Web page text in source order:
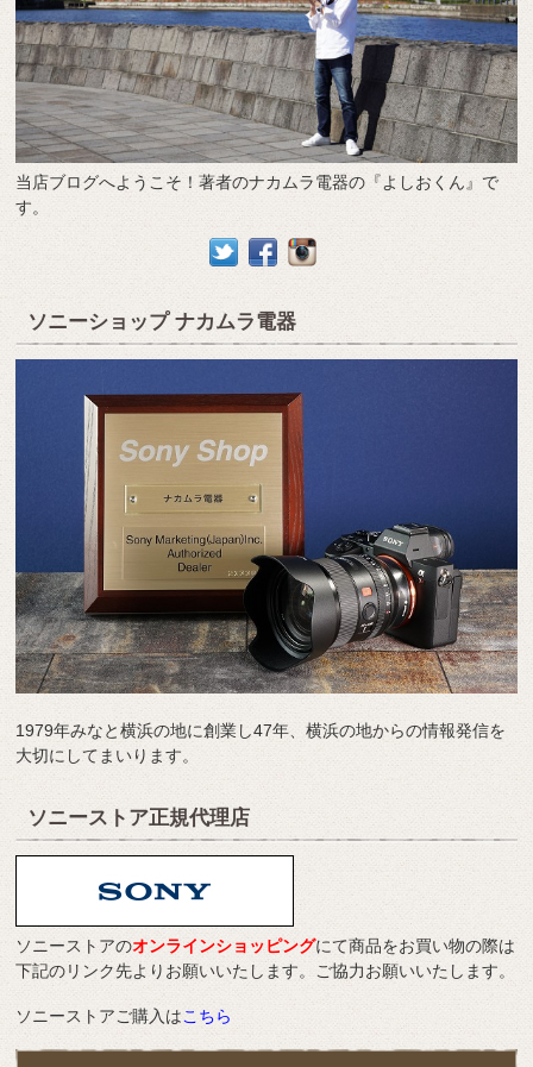
当店ブログへようこそ！著者のナカムラ電器の『よしおくん』で
す。
ソニーショップ ナカムラ電器
1979年みなと横浜の地に創業し47年、横浜の地からの情報発信を
大切にしてまいります。
ソニーストア正規代理店
ソニーストアのオンラインショッピングにて商品をお買い物の際は
下記のリンク先よりお願いいたします。ご協力お願いいたします。
ソニーストアご購入はこちら